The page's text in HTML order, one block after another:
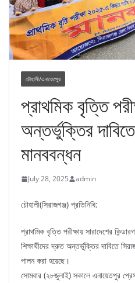
চৌহালী/এনায়েতপুর
প্রাথমিক বৃত্তি
অন্তর্ভুক্তির
মানববন্ধন
July 28, 2025 admin
চৌহালী(সিরাজগঞ্জ) প্রতিনিধি:
প্রাথমিক বৃত্তি পরীক্ষায় সারাদেশের
শিক্ষার্থীদের দ্রুত অন্তর্ভুক্তির দাবিতে
পালন করা হয়েছে।
সোমবার (২৮জুলাই) সকালে এনায়েতপুর